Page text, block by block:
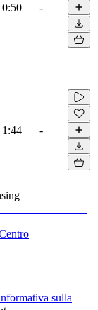
0:50 -
1:44 -
sulla